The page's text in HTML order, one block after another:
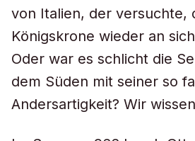
von Italien, der versuchte,
Königskrone wieder an
Oder war es schlicht die
dem Süden mit seiner so
Andersartigkeit? Wir